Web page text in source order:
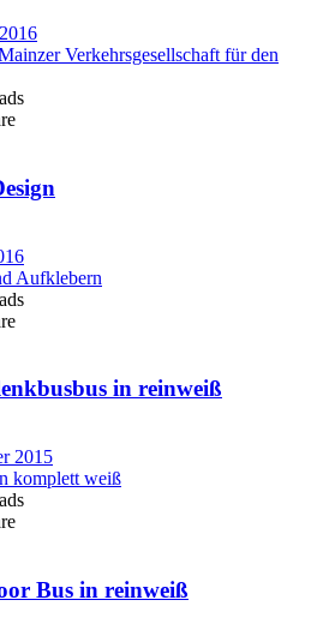
Verkehrsgesellschaft für den
Aufklebern
in reinweiß
2015
komplett weiß
Bus in reinweiß